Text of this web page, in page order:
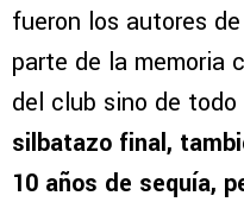
fueron los autores
parte de la memoria
del club sino de todo
silbatazo final,
10 años de sequía,